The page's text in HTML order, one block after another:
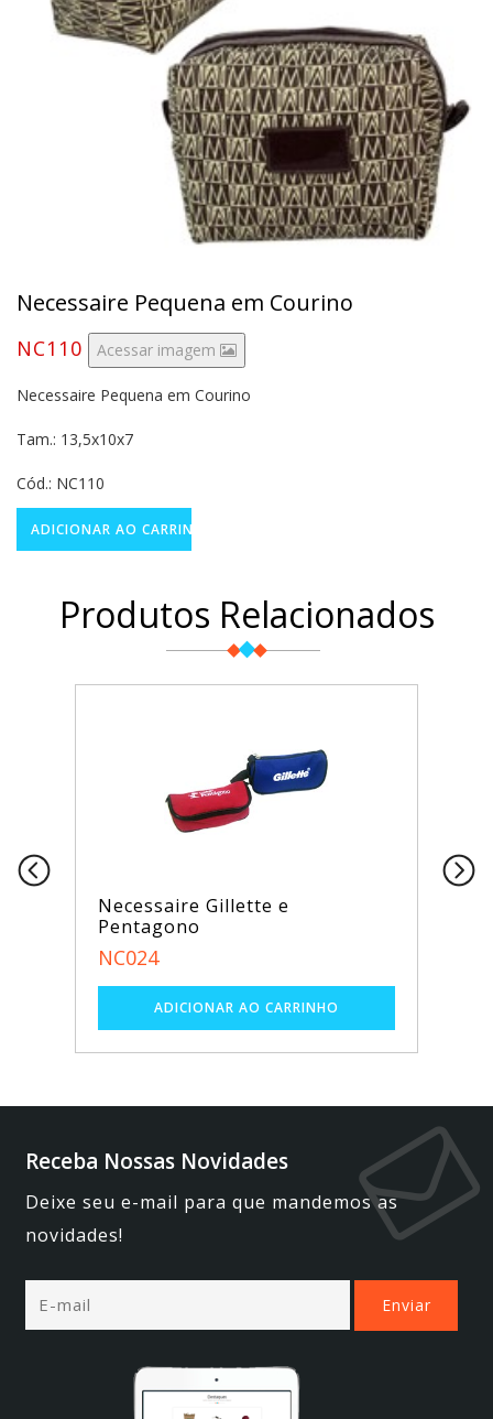
Necessaire Pequena em Courino
NC110 Acessar imagem
Necessaire Pequena em Courino
Tam.: 13,5x10x7
Cód.: NC110
Produtos Relacionados
Necessaire Gillette e
Pentagono
NC024
Receba Nossas Novidades
Deixe seu e-mail para que mandemos as
novidades!